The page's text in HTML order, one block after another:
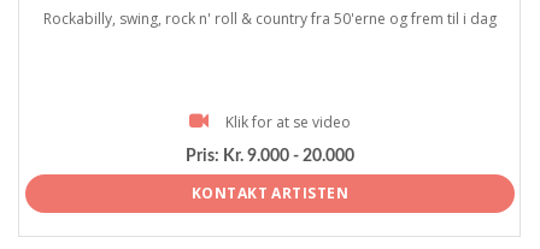
Rockabilly, swing, rock n' roll & country fra 50'erne og frem til i dag
Klik for at se video
Pris: Kr. 9.000 - 20.000
KONTAKT ARTISTEN